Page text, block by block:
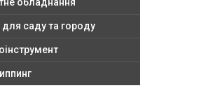
обладнання
для саду та городу